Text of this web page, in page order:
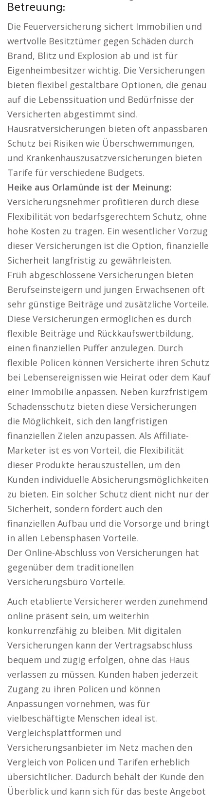
Betreuung:
Die Feuerversicherung sichert Immobilien und
wertvolle Besitztümer gegen Schäden durch
Brand, Blitz und Explosion ab und ist für
Eigenheimbesitzer wichtig. Die Versicherungen
bieten flexibel gestaltbare Optionen, die genau
auf die Lebenssituation und Bedürfnisse der
Versicherten abgestimmt sind.
Hausratversicherungen bieten oft anpassbaren
Schutz bei Risiken wie Überschwemmungen,
und Krankenhauszusatzversicherungen bieten
Tarife für verschiedene Budgets.
Heike aus Orlamünde ist der Meinung:
Versicherungsnehmer profitieren durch diese
Flexibilität von bedarfsgerechtem Schutz, ohne
hohe Kosten zu tragen. Ein wesentlicher Vorzug
dieser Versicherungen ist die Option, finanzielle
Sicherheit langfristig zu gewährleisten.
Früh abgeschlossene Versicherungen bieten
Berufseinsteigern und jungen Erwachsenen oft
sehr günstige Beiträge und zusätzliche Vorteile.
Diese Versicherungen ermöglichen es durch
flexible Beiträge und Rückkaufswertbildung,
einen finanziellen Puffer anzulegen. Durch
flexible Policen können Versicherte ihren Schutz
bei Lebensereignissen wie Heirat oder dem Kauf
einer Immobilie anpassen. Neben kurzfristigem
Schadensschutz bieten diese Versicherungen
die Möglichkeit, sich den langfristigen
finanziellen Zielen anzupassen. Als Affiliate-
Marketer ist es von Vorteil, die Flexibilität
dieser Produkte herauszustellen, um den
Kunden individuelle Absicherungsmöglichkeiten
zu bieten. Ein solcher Schutz dient nicht nur der
Sicherheit, sondern fördert auch den
finanziellen Aufbau und die Vorsorge und bringt
in allen Lebensphasen Vorteile.
Der Online-Abschluss von Versicherungen hat
gegenüber dem traditionellen
Versicherungsbüro Vorteile.
Auch etablierte Versicherer werden zunehmend
online präsent sein, um weiterhin
konkurrenzfähig zu bleiben. Mit digitalen
Versicherungen kann der Vertragsabschluss
bequem und zügig erfolgen, ohne das Haus
verlassen zu müssen. Kunden haben jederzeit
Zugang zu ihren Policen und können
Anpassungen vornehmen, was für
vielbeschäftigte Menschen ideal ist.
Vergleichsplattformen und
Versicherungsanbieter im Netz machen den
Vergleich von Policen und Tarifen erheblich
übersichtlicher. Dadurch behält der Kunde den
Überblick und kann sich für das beste Angebot